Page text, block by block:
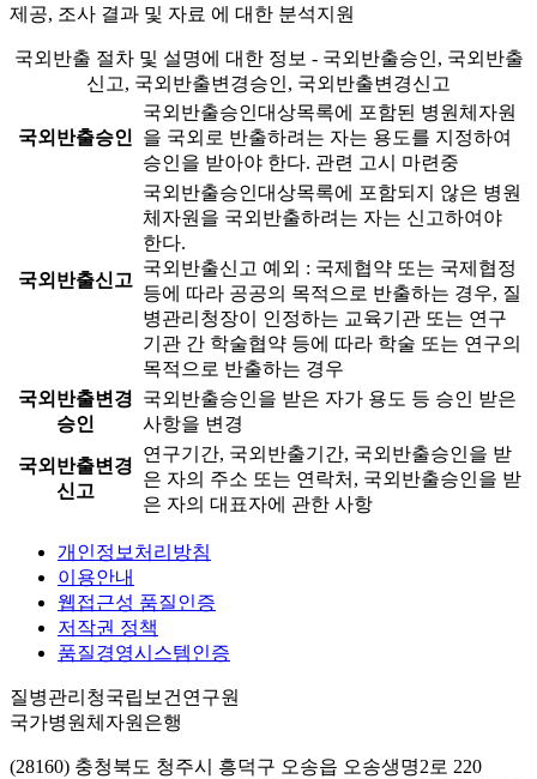
제공, 조사 결과 및 자료 에 대한 분석지원
국외반출 절차 및 설명에 대한 정보 - 국외반출승인, 국외반출
신고, 국외반출변경승인, 국외반출변경신고
국외반출승인
국외반출승인대상목록에 포함된 병원체자원
을 국외로 반출하려는 자는 용도를 지정하여
승인을 받아야 한다. 관련 고시 마련중
국외반출신고
국외반출승인대상목록에 포함되지 않은 병원
체자원을 국외반출하려는 자는 신고하여야
한다.
국외반출신고 예외 : 국제협약 또는 국제협정
등에 따라 공공의 목적으로 반출하는 경우, 질
병관리청장이 인정하는 교육기관 또는 연구
기관 간 학술협약 등에 따라 학술 또는 연구의
목적으로 반출하는 경우
국외반출변경
승인
국외반출승인을 받은 자가 용도 등 승인 받은
사항을 변경
국외반출변경
신고
연구기간, 국외반출기간, 국외반출승인을 받
은 자의 주소 또는 연락처, 국외반출승인을 받
은 자의 대표자에 관한 사항
개인정보처리방침
이용안내
웹접근성 품질인증
저작권 정책
품질경영시스템인증
질병관리청국립보건연구원
국가병원체자원은행
(28160) 충청북도 청주시 흥덕구 오송읍 오송생명2로 220